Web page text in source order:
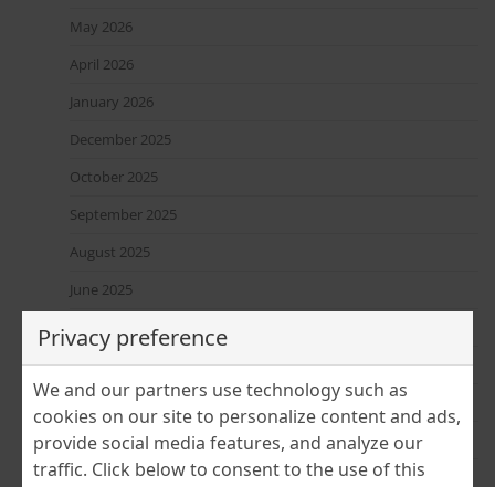
May 2026
April 2026
January 2026
December 2025
October 2025
September 2025
August 2025
June 2025
March 2025
February 2025
January 2025
December 2024
Privacy preference
We and our partners use technology such as
cookies on our site to personalize content and ads,
provide social media features, and analyze our
traffic. Click below to consent to the use of this